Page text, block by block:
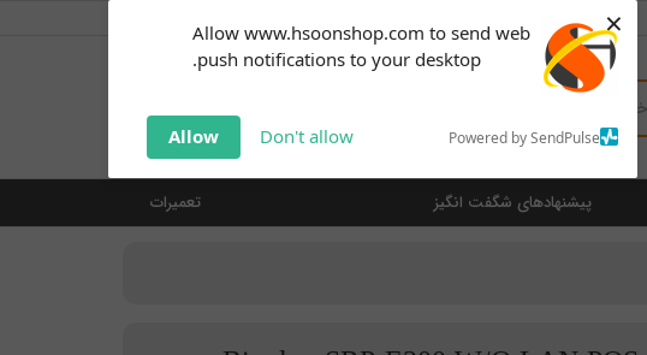
Allow www.hsoonshop.com to send web
push notifications to your desktop.
Powered by SendPulse
Don't allow
Allow
×
notifications!
Click the bell icon to enable
پیشنهادهای شگفت انگیز تعمیرات